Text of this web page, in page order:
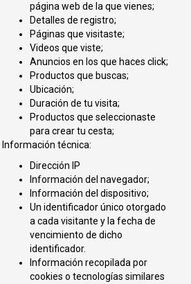
página web de la que vienes;
Detalles de registro;
Páginas que visitaste;
Videos que viste;
Anuncios en los que haces click;
Productos que buscas;
Ubicación;
Duración de tu visita;
Productos que seleccionaste
para crear tu cesta;
Información técnica:
Dirección IP
Información del navegador;
Información del dispositivo;
Un identificador único otorgado
a cada visitante y la fecha de
vencimiento de dicho
identificador.
Información recopilada por
cookies o tecnologías similares